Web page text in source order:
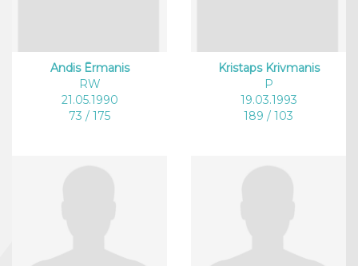
Andis Ērmanis
RW
21.05.1990
73 / 175
Kristaps Krivmanis
P
19.03.1993
189 / 103